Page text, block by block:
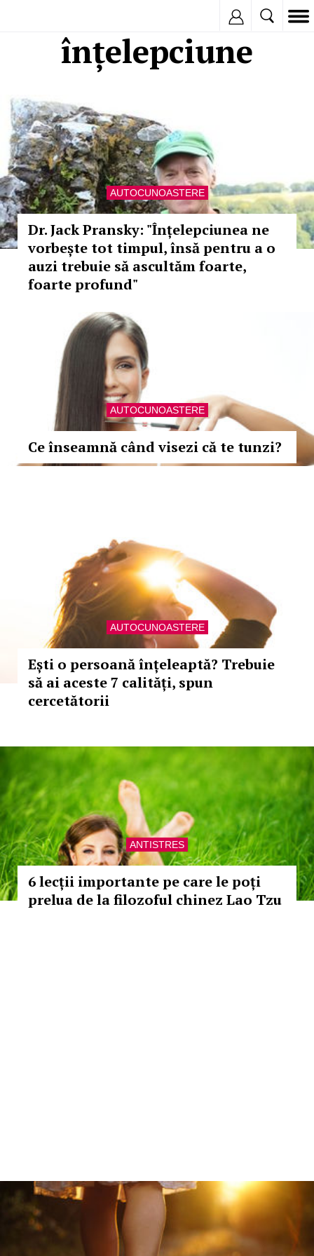
înțelepciune
AUTOCUNOASTERE
Dr. Jack Pransky: "Înțelepciunea ne
vorbește tot timpul, însă pentru a o
auzi trebuie să ascultăm foarte,
foarte profund"
AUTOCUNOASTERE
Ce înseamnă când visezi că te tunzi?
AUTOCUNOASTERE
Ești o persoană înțeleaptă? Trebuie
să ai aceste 7 calități, spun
cercetătorii
ANTISTRES
6 lecții importante pe care le poți
prelua de la filozoful chinez Lao Tzu